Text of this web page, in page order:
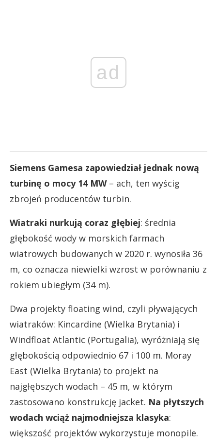
ad
Siemens Gamesa zapowiedział jednak nową
turbinę o mocy 14 MW– ach, ten wyścig
zbrojeń producentów turbin.
Wiatraki nurkują coraz głębiej: średnia
głębokość wody w morskich farmach
wiatrowych budowanych w 2020 r. wynosiła 36
m, co oznacza niewielki wzrost w porównaniu z
rokiem ubiegłym (34 m).
Dwa projekty floating wind, czyli pływających
wiatraków: Kincardine (Wielka Brytania) i
Windfloat Atlantic (Portugalia), wyróżniają się
głębokością odpowiednio 67 i 100 m. Moray
East (Wielka Brytania) to projekt na
najgłębszych wodach – 45 m, w którym
zastosowano konstrukcję jacket. Na płytszych
wodach wciąż najmodniejsza klasyka:
większość projektów wykorzystuje monopile.